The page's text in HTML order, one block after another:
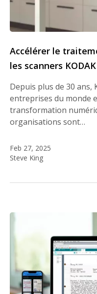
Accélérer le
les scanners
Depuis plus de 30 ans,
entreprises du monde
transformation
organisations sont…
Feb 27, 2025
Steve King